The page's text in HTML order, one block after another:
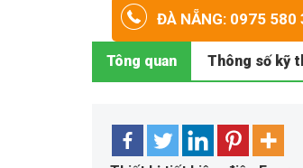
ĐÀ NẴNG: 0975 580
Tông quan Thông số kỹ